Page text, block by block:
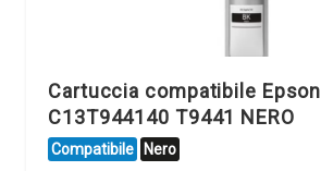
Cartuccia compatibile Epson
C13T944140 T9441 NERO
Compatibile Nero